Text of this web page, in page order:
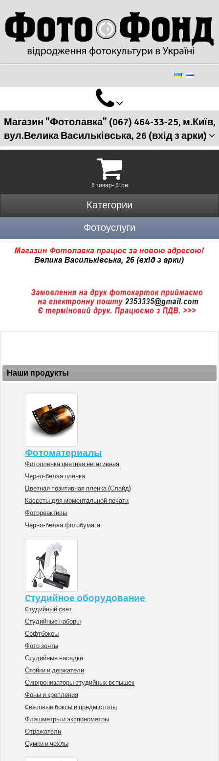
Магазин "Фотолавка" (067) 464-33-25, м.Київ,
вул.Велика Васильківська, 26 (вхід з арки)
0 товар- 0Грн
Категории
Фотоуслуги
Наши продукты
Фотоматериалы
Фотопленка цветная негативная
Черно-белая пленка
Цветная позитивная пленка (Слайд)
Кассеты для моментальной печати
Фотореактивы
Черно-белая фотобумага
Cтудийное оборудование
Cтудийный свет
Студийные наборы
Софтбоксы
Фото зонты
Студийные насадки
Стойки и держатели
Синхронизаторы студийных вспышек
Фоны и крепления
Cветовые боксы и предм.столы
Флэшметры и экспонометры
Отражатели
Сумки и чехлы